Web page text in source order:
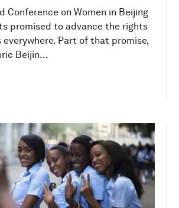
Conference on Women in Beijing
promised to advance the rights
everywhere. Part of that promise,
Beijin...